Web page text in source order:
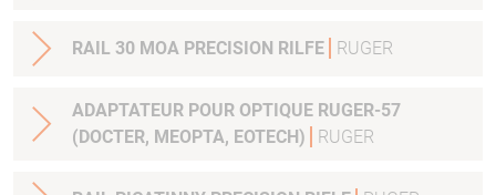
RAIL 30 MOA PRECISION RILFE RUGER
ADAPTATEUR POUR OPTIQUE RUGER-57
(DOCTER, MEOPTA, EOTECH)
RUGER